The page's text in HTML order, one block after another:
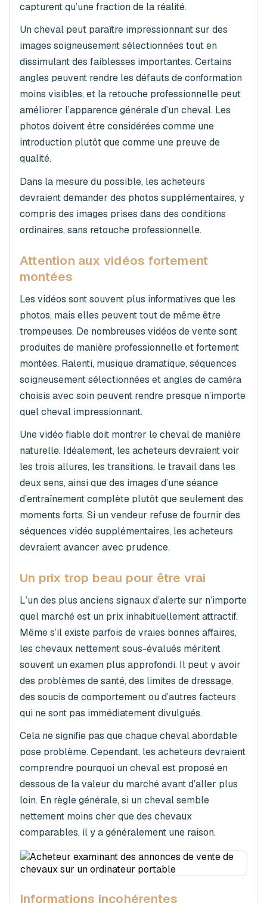
capturent qu’une fraction de la réalité.
Un cheval peut paraître impressionnant sur des
images soigneusement sélectionnées tout en
dissimulant des faiblesses importantes. Certains
angles peuvent rendre les défauts de conformation
moins visibles, et la retouche professionnelle peut
améliorer l’apparence générale d’un cheval. Les
photos doivent être considérées comme une
introduction plutôt que comme une preuve de
qualité.
Dans la mesure du possible, les acheteurs
devraient demander des photos supplémentaires, y
compris des images prises dans des conditions
ordinaires, sans retouche professionnelle.
Attention aux vidéos fortement
montées
Les vidéos sont souvent plus informatives que les
photos, mais elles peuvent tout de même être
trompeuses. De nombreuses vidéos de vente sont
produites de manière professionnelle et fortement
montées. Ralenti, musique dramatique, séquences
soigneusement sélectionnées et angles de caméra
choisis avec soin peuvent rendre presque n’importe
quel cheval impressionnant.
Une vidéo fiable doit montrer le cheval de manière
naturelle. Idéalement, les acheteurs devraient voir
les trois allures, les transitions, le travail dans les
deux sens, ainsi que des images d’une séance
d’entraînement complète plutôt que seulement des
moments forts. Si un vendeur refuse de fournir des
séquences vidéo supplémentaires, les acheteurs
devraient avancer avec prudence.
Un prix trop beau pour être vrai
L’un des plus anciens signaux d’alerte sur n’importe
quel marché est un prix inhabituellement attractif.
Même s’il existe parfois de vraies bonnes affaires,
les chevaux nettement sous-évalués méritent
souvent un examen plus approfondi. Il peut y avoir
des problèmes de santé, des limites de dressage,
des soucis de comportement ou d’autres facteurs
qui ne sont pas immédiatement divulgués.
Cela ne signifie pas que chaque cheval abordable
pose problème. Cependant, les acheteurs devraient
comprendre pourquoi un cheval est proposé en
dessous de la valeur du marché avant d’aller plus
loin. En règle générale, si un cheval semble
nettement moins cher que des chevaux
comparables, il y a généralement une raison.
Informations incohérentes